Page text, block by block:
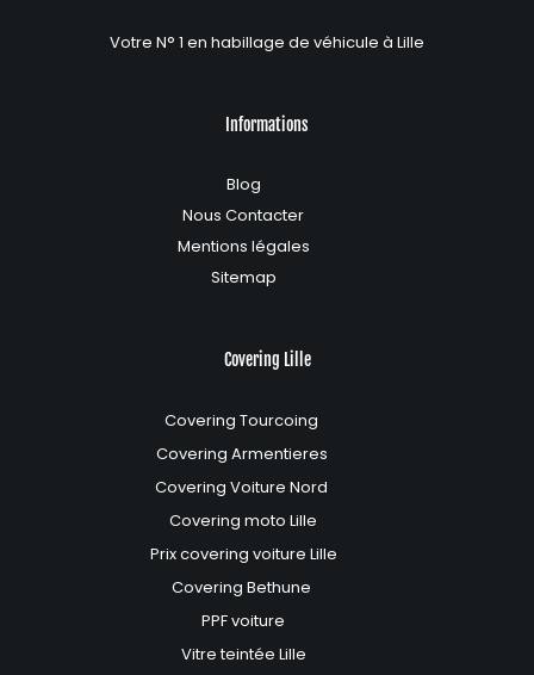
Votre N° 1 en habillage de véhicule à Lille
Informations
Blog
Nous Contacter
Mentions légales
Sitemap
Covering Lille
Covering Tourcoing
Covering Armentieres
Covering Voiture Nord
Covering moto Lille
Prix covering voiture Lille
Covering Bethune
PPF voiture
Vitre teintée Lille